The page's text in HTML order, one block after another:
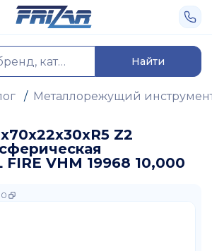
Найти
/ Металлорежущий
Z2
FIRE VHM 19968 10,000